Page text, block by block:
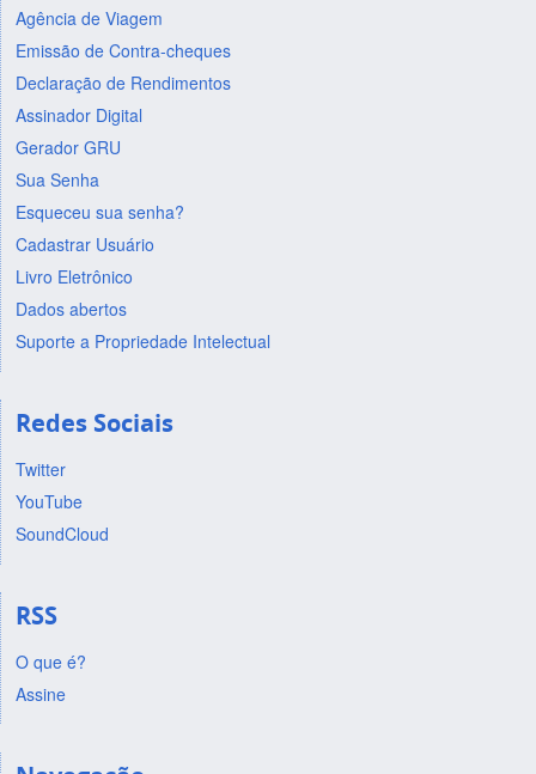
Agência de Viagem
Emissão de Contra-cheques
Declaração de Rendimentos
Assinador Digital
Gerador GRU
Sua Senha
Esqueceu sua senha?
Cadastrar Usuário
Livro Eletrônico
Dados abertos
Suporte a Propriedade Intelectual
Redes Sociais
Twitter
YouTube
SoundCloud
RSS
O que é?
Assine